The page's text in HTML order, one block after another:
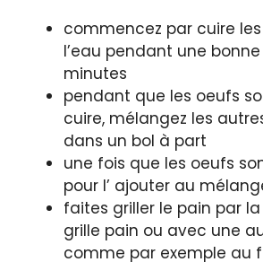
commencez par cuire
l’eau pendant une
minutes
pendant que les oeufs
cuire, mélangez les
dans un bol à part
une fois que les oeufs
pour l’ ajouter au
faites griller le pain par
grille pain ou avec une
comme par exemple au